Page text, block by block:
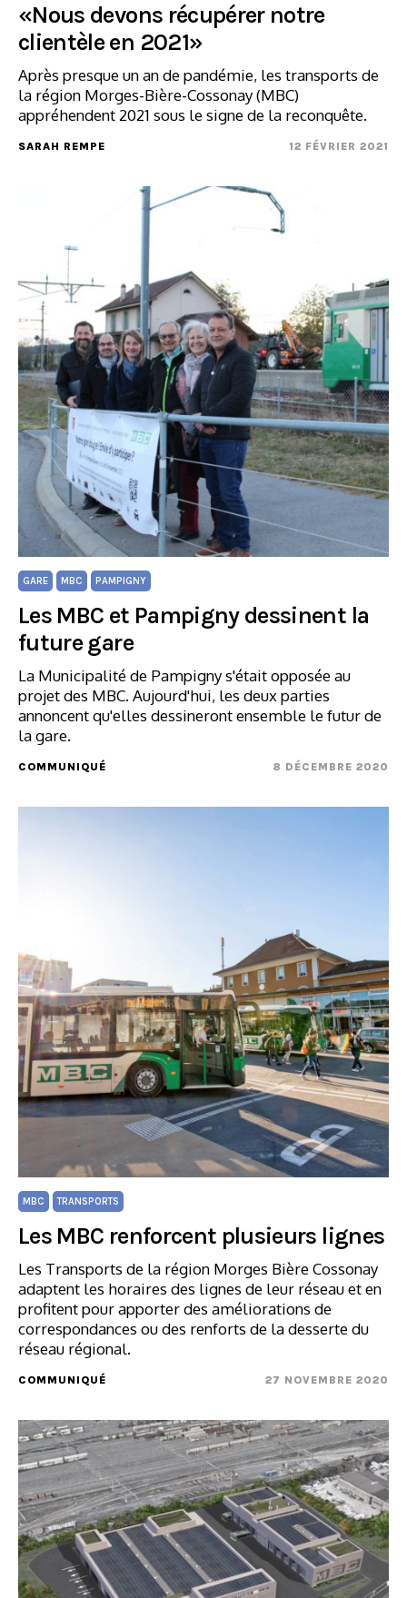
«Nous devons récupérer notre
clientèle en 2021»
Après presque un an de pandémie, les transports de
la région Morges-Bière-Cossonay (MBC)
appréhendent 2021 sous le signe de la reconquête.
SARAH REMPE 12 FÉVRIER 2021
GARE MBC PAMPIGNY
Les MBC et Pampigny dessinent la
future gare
La Municipalité de Pampigny s'était opposée au
projet des MBC. Aujourd'hui, les deux parties
annoncent qu'elles dessineront ensemble le futur de
la gare.
COMMUNIQUÉ 8 DÉCEMBRE 2020
MBC TRANSPORTS
Les MBC renforcent plusieurs lignes
Les Transports de la région Morges Bière Cossonay
adaptent les horaires des lignes de leur réseau et en
profitent pour apporter des améliorations de
correspondances ou des renforts de la desserte du
réseau régional.
COMMUNIQUÉ 27 NOVEMBRE 2020